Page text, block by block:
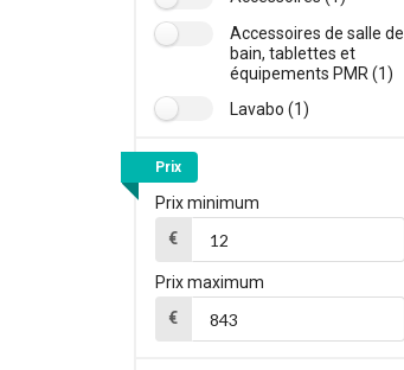
Accessoires de salle de
bain, tablettes et
équipements PMR (1)
Lavabo (1)
Prix
Prix minimum
€
Prix maximum
€